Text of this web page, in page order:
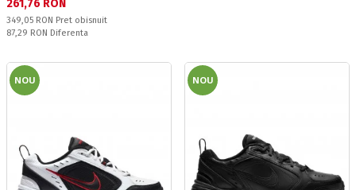
261,76 RON
Pret obisnuit:
349,05 RON Pret obisnuit
Спестявате:
87,29 RON Diferenta
NOU NOU